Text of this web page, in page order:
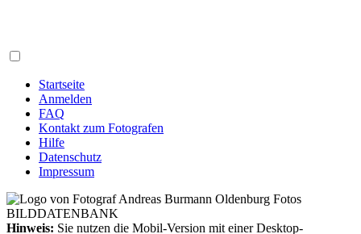
Startseite
Anmelden
FAQ
Kontakt zum Fotografen
Hilfe
Datenschutz
Impressum
Hinweis: Sie nutzen die Mobil-Version mit einer Desktop-